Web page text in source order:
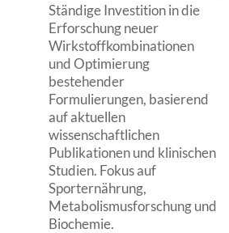
Ständige Investition in die
Erforschung neuer
Wirkstoffkombinationen
und Optimierung
bestehender
Formulierungen, basierend
auf aktuellen
wissenschaftlichen
Publikationen und klinischen
Studien. Fokus auf
Sporternährung,
Metabolismusforschung und
Biochemie.